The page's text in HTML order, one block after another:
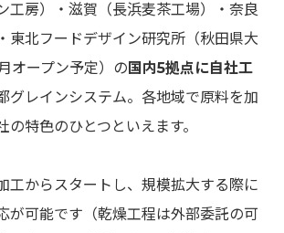
工房）・滋賀（長浜麦茶工場）・奈良
東北フードデザイン研究所（秋田県大
オープン予定）の 国内5拠点に自社工
グレインシステム。各地域で原料を加
の特色のひとつといえます。
工からスタートし、規模拡大する際に
が可能です（乾燥工程は外部委託の可